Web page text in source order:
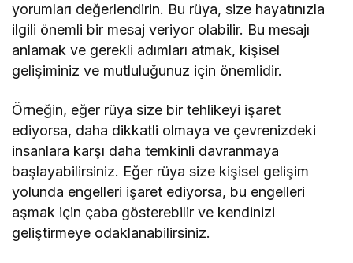
yorumları değerlendirin. Bu rüya, size hayatınızla
ilgili önemli bir mesaj veriyor olabilir. Bu mesajı
anlamak ve gerekli adımları atmak, kişisel
gelişiminiz ve mutluluğunuz için önemlidir.
Örneğin, eğer rüya size bir tehlikeyi işaret
ediyorsa, daha dikkatli olmaya ve çevrenizdeki
insanlara karşı daha temkinli davranmaya
başlayabilirsiniz. Eğer rüya size kişisel gelişim
yolunda engelleri işaret ediyorsa, bu engelleri
aşmak için çaba gösterebilir ve kendinizi
geliştirmeye odaklanabilirsiniz.